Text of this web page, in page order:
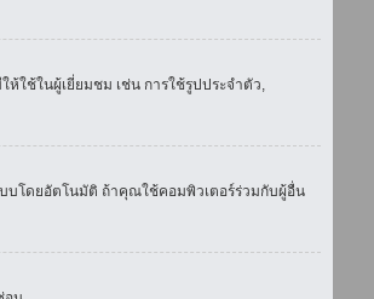
ใช้ในผู้เยี่ยมชม เช่น การใช้รูปประจำตัว,
บโดยอัตโนมัติ ถ้าคุณใช้คอมพิวเตอร์ร่วมกับผู้อื่น